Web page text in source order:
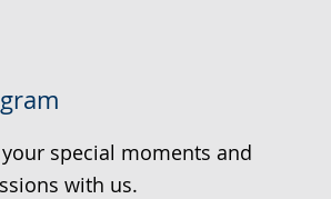
your special moments and
with us.